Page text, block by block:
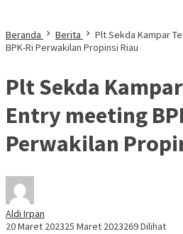
Beranda Berita
Plt Sekda Kampar
BPK-Ri Perwakilan Propinsi Riau
Plt Sekda
Entry meeting
Perwakilan
Aldi Irpan
20 Maret 202325 Maret 2023269 Dilihat